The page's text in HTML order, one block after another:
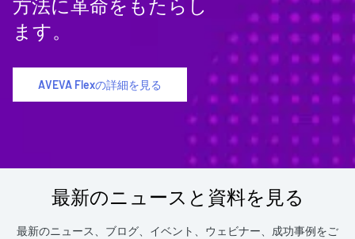
方法に革命をもたらし
ます。
AVEVA Flexの詳細を見る
最新のニュースと資料を見る
最新のニュース、ブログ、イベント、ウェビナー、成功事例をご